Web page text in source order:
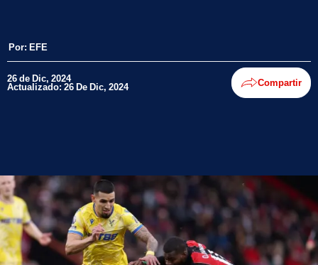
Por: EFE
26 de Dic, 2024
Actualizado: 26 De Dic, 2024 Compartir